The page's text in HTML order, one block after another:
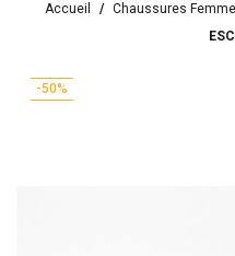
Accueil Chaussures Femme
-50%